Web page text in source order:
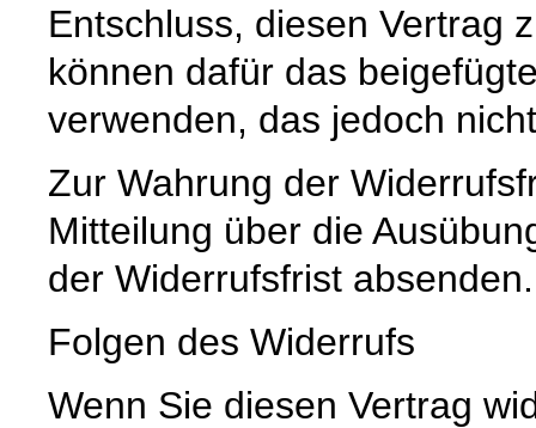
Entschluss, diesen Vertrag
können dafür das
verwenden, das jedoch
Zur Wahrung der
Mitteilung über die
der Widerrufsfrist absenden.
Folgen des Widerrufs
Wenn Sie diesen Vertrag